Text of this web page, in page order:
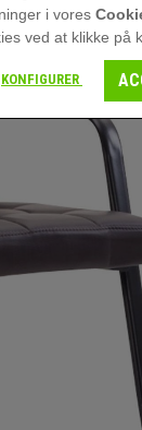
i vores
ved at klikke på
KONFIGURER